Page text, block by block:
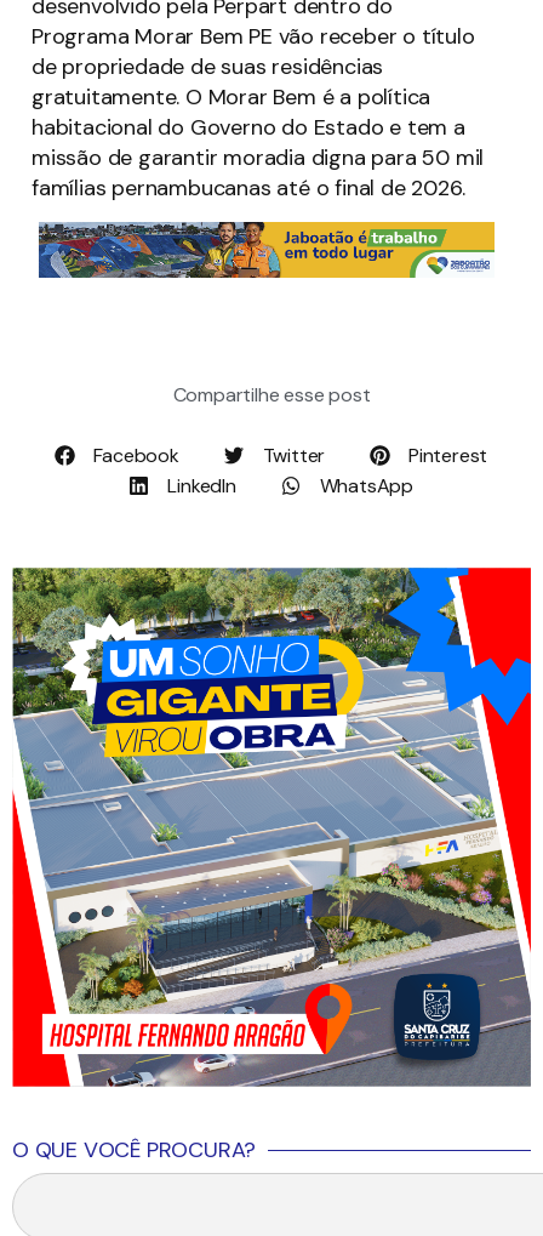
desenvolvido pela Perpart dentro do
Programa Morar Bem PE vão receber o título
de propriedade de suas residências
gratuitamente. O Morar Bem é a política
habitacional do Governo do Estado e tem a
missão de garantir moradia digna para 50 mil
famílias pernambucanas até o final de 2026.
Compartilhe esse post
Facebook Twitter
Pinterest
LinkedIn
WhatsApp
O QUE VOCÊ PROCURA?